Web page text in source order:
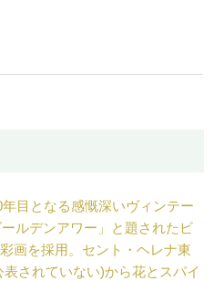
目となる感慨深いヴィンテー
ルデンアワー」と題されたビ
画を採用。セント・ヘレナ東
されていない)から花とスパイ